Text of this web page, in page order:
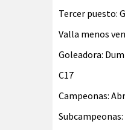
Tercer puesto:
Valla menos
Goleadora:
C17
Campeonas: